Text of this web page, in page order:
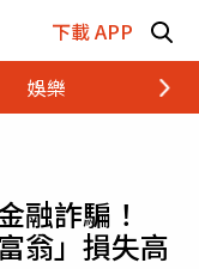
下載 APP
娛樂 財經
融詐騙！
翁」損失高